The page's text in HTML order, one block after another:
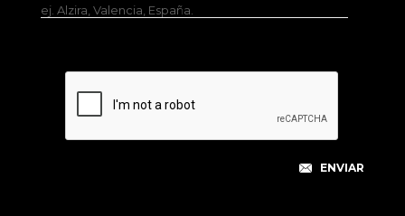
ej. Alzira, Valencia, España.